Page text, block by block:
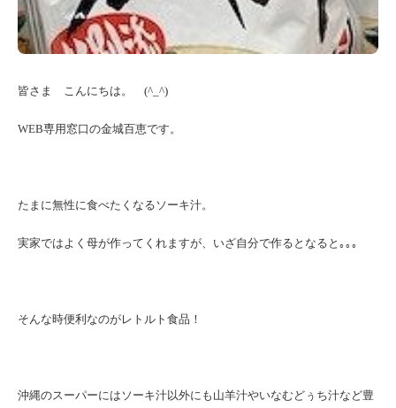
皆さま こんにちは。 (^_^)
WEB専用窓口の金城百恵です。
たまに無性に食べたくなるソーキ汁。
実家ではよく母が作ってくれますが、いざ自分で作るとなると｡｡｡
そんな時便利なのがレトルト食品！
沖縄のスーパーにはソーキ汁以外にも山羊汁やいなむどぅち汁など豊